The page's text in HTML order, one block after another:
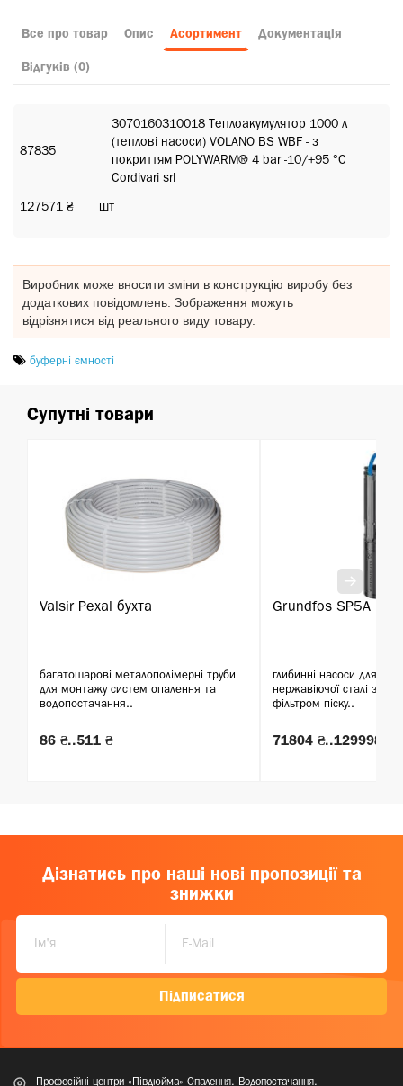
Все про товар Опис Асортимент Документація
Відгуків (0)
87835
3070160310018 Теплоакумулятор 1000 л
(теплові насоси) VOLANO BS WBF - з
покриттям POLYWARM® 4 bar -10/+95 °C
Cordivari srl
127571 ₴ шт
Виробник може вносити зміни в конструкцію виробу без
додаткових повідомлень. Зображення можуть
відрізнятися від реального виду товару.
буферні ємності
Супутні товари
Valsir Pexal бухта
багатошарові металополімерні труби
для монтажу систем опалення та
водопостачання..
86 ₴..511 ₴
Grundfos SP5A
глибинні насоси для
нержавіючої сталі з
фільтром піску..
71804 ₴..129998 ₴
Дізнатись про наші нові пропозиції та
знижки
Підписатися
Професійні центри «Півдюйма» Опалення. Водопостачання.